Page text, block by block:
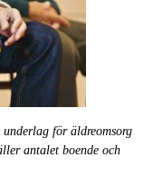
för äldreomsorg
antalet boende och